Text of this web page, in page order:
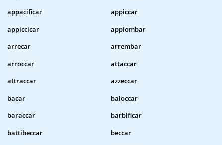
appacificar
appiccar
appiccicar
appiombar
arrecar
arrembar
arroccar
attaccar
attraccar
azzeccar
bacar
baloccar
baraccar
barbificar
battibeccar
beccar